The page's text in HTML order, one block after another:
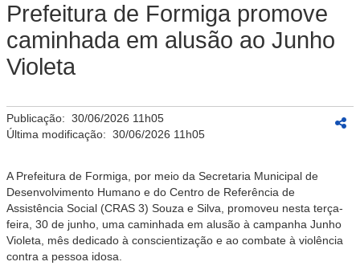
Prefeitura de Formiga promove
caminhada em alusão ao Junho
Violeta
Publicação: 30/06/2026 11h05
Última modificação: 30/06/2026 11h05
A Prefeitura de Formiga, por meio da Secretaria Municipal de
Desenvolvimento Humano e do Centro de Referência de
Assistência Social (CRAS 3) Souza e Silva, promoveu nesta terça-
feira, 30 de junho, uma caminhada em alusão à campanha Junho
Violeta, mês dedicado à conscientização e ao combate à violência
contra a pessoa idosa.